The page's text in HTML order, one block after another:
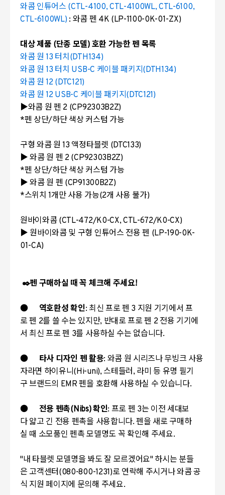
와콤 인튜어스 (CTL-4100, CTL-4100WL, CTL-6100,
CTL-6100WL) : 와콤 펜 4K (LP-1100-0K-01-ZX)
대상 제품 (단종 모델) 호환 가능한 펜 목록
와콤 원 13 터치(DTH134)
와콤 원 13 터치 USB-C 케이블 패키지(DTH134)
와콤 원 12 (DTC121)
와콤 원 12 USB-C 케이블 패키지(DTC121)
▶와콤 원 펜 2 (CP92303B2Z)
*펜 상단/하단 색상 커스텀 가능
구형 와콤 원 13 액정타블렛 (DTC133)
▶ 와콤 원 펜 2 (CP92303B2Z)
*펜 상단/하단 색상 커스텀 가능
▶ 와콤 원 펜 (CP91300B2Z)
*스위치 1개만 사용 가능(2개 사용 불가)
원바이와콤 (CTL-472/K0-CX, CTL-672/K0-CX)
▶ 원바이와콤 및 구형 인튜어스 전용 펜 (LP-190-0K-
01-CA)
✒️펜 구매하실 때 꼭 체크해 주세요!
● 역호환성 확인: 최신 프로 펜 3 지원 기기에서 프
로 펜 2를 쓸 수는 있지만, 반대로 프로 펜 2 전용 기기에
서 최신 프로 펜 3를 사용하실 수는 없습니다.
● 타사 디자인 펜 활용: 와콤 원 시리즈나 무빙크 사용
자라면 하이유니(Hi-uni), 스테들러, 라미 등 유명 필기
구 브랜드의 EMR 펜을 호환해 사용하실 수 있습니다.
● 전용 펜촉(Nibs) 확인: 프로 펜 3는 이전 세대보
다 얇고 긴 전용 펜촉을 사용합니다. 펜을 새로 구매하
실 때 소모품인 펜촉 모델명도 꼭 확인해 주세요.
"내 타블렛 모델명을 봐도 잘 모르겠어요" 하시는 분들
은 고객센터(080-800-1231)로 연락해 주시거나 와콤 공
식 지원 페이지에 문의해 주세요.